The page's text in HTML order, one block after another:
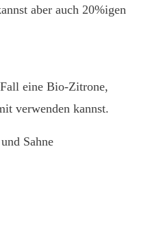
aber auch 20%igen
eine Bio-Zitrone,
verwenden kannst.